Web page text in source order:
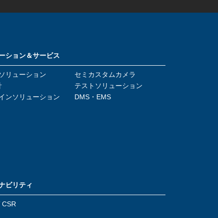
ション＆サービス
リューション
セミカスタムカメラ
テストソリューション
ンソリューション
DMS・EMS
ビリティ
CSR